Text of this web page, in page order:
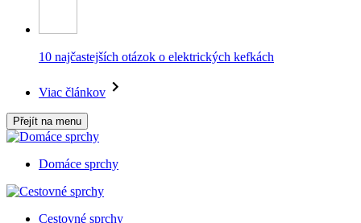
10 najčastejších otázok o elektrických kefkách
Viac článkov
Přejít na menu
Domáce sprchy
Cestovné sprchy